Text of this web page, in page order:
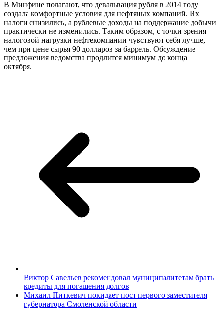
В Минфине полагают, что девальвация рубля в 2014 году
создала комфортные условия для нефтяных компаний. Их
налоги снизились, а рублевые доходы на поддержание добычи
практически не изменились. Таким образом, с точки зрения
налоговой нагрузки нефтекомпании чувствуют себя лучше,
чем при цене сырья 90 долларов за баррель. Обсуждение
предложения ведомства продлится минимум до конца
октября.
Виктор Савельев рекомендовал муниципалитетам брать
кредиты для погашения долгов
Михаил Питкевич покидает пост первого заместителя
губернатора Смоленской области